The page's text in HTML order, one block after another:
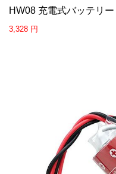
HW08 充電式バッテリー
3,328 円